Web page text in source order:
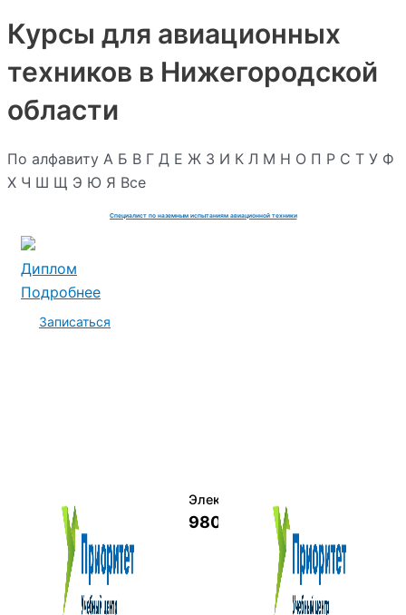
Курсы для авиационных
техников в Нижегородской
области
По алфавиту А Б В Г Д Е Ж З И К Л М Н О П Р С Т У Ф
Х Ч Ш Щ Э Ю Я Все
Специалист по наземным испытаниям авиационной техники
Диплом
Подробнее
Записаться
Электромеханик по ремонту и
9800 руб.